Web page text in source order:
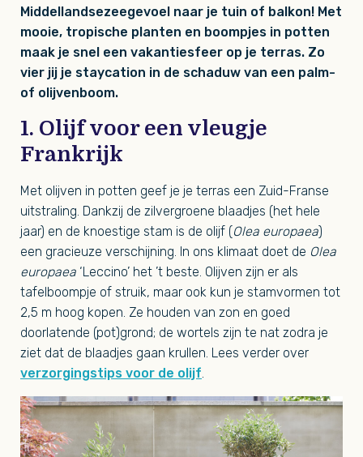
Middellandsezeegevoel naar je tuin of balkon! Met
mooie, tropische planten en boompjes in potten
maak je snel een vakantiesfeer op je terras. Zo
vier jij je staycation in de schaduw van een palm-
of olijvenboom.
1. Olijf voor een vleugje
Frankrijk
Met olijven in potten geef je je terras een Zuid-Franse
uitstraling. Dankzij de zilvergroene blaadjes (het hele
jaar) en de knoestige stam is de olijf (Olea europaea)
een gracieuze verschijning. In ons klimaat doet de Olea
europaea ‘Leccino’ het ’t beste. Olijven zijn er als
tafelboompje of struik, maar ook kun je stamvormen tot
2,5 m hoog kopen. Ze houden van zon en goed
doorlatende (pot)grond; de wortels zijn te nat zodra je
ziet dat de blaadjes gaan krullen. Lees verder over
verzorgingstips voor de olijf.